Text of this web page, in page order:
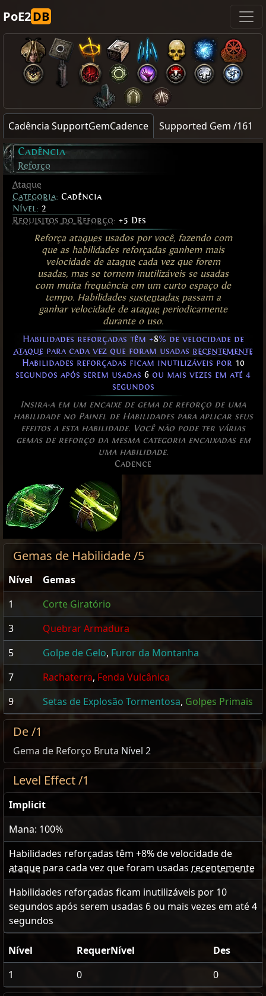
PoE2DB
Cadência SupportGemCadence
Supported Gem /161
Cadência
Reforço
Ataque
Categoria: Cadência
Nível: 2
Requisitos do Reforço: +5 Des
Reforça ataquesusados por você, fazendo com
que as habilidades reforçadas ganhem mais
velocidade de ataquecada vez que forem
usadas, mas se tornem inutilizáveis se usadas
com muita frequência em um curto espaço de
tempo. Habilidades sustentadaspassam a
ganhar velocidade de ataqueperiodicamente
durante o uso.
Habilidades reforçadas têm +8% de velocidade de
ataquepara cada vez que foram usadas recentemente
Habilidades reforçadas ficam inutilizáveis por 10
segundos após serem usadas 6 ou mais vezes em até 4
segundos
Insira-a em um encaixe de gema de reforço de uma
habilidade no Painel de Habilidades para aplicar seus
efeitos a esta habilidade. Você não pode ter várias
gemas de reforço da mesma categoria encaixadas em
uma habilidade.
Cadence
Gemas de Habilidade /5
Nível
Gemas
1
Corte Giratório
3
Quebrar Armadura
5
Golpe de Gelo, Furor da Montanha
7
Rachaterra, Fenda Vulcânica
9
Setas de Explosão Tormentosa, Golpes Primais
De /1
Gema de Reforço Bruta Nível 2
Level Effect /1
Implicit
Mana: 100%
Habilidades reforçadas têm +8% de velocidade de
ataque para cada vez que foram usadas recentemente
Habilidades reforçadas ficam inutilizáveis por 10
segundos após serem usadas 6 ou mais vezes em até 4
segundos
Nível RequerNível
Des
1
0 0